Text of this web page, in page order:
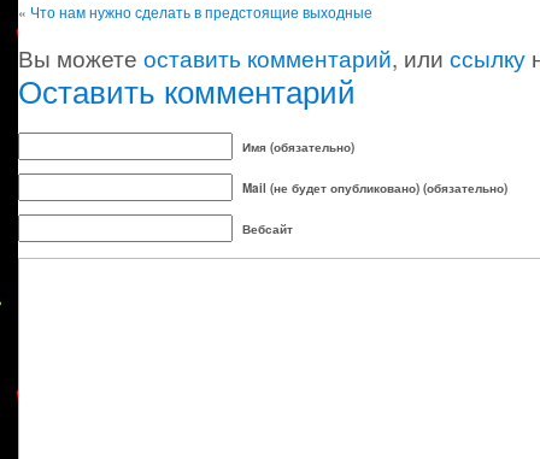
« Что нам нужно сделать в предстоящие выходные
Вы можете оставить комментарий, или ссылку
Оставить комментарий
Имя (обязательно)
Mail (не будет опубликовано) (обязательно)
Вебсайт